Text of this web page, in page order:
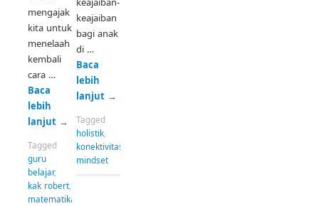
mengajak
kita untuk
menelaah
kembali
cara …
Baca
lebih
lanjut →
Tagged
guru
belajar,
kak robert
matematika
keajaiban
bagi anak
di …
Baca
lebih
lanjut →
Tagged
holistik,
konektivitas
mindset